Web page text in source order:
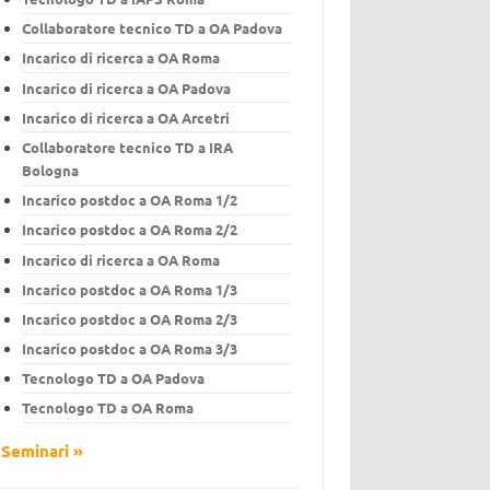
Collaboratore tecnico TD a OA Padova
Incarico di ricerca a OA Roma
Incarico di ricerca a OA Padova
Incarico di ricerca a OA Arcetri
Collaboratore tecnico TD a IRA
Bologna
Incarico postdoc a OA Roma 1/2
Incarico postdoc a OA Roma 2/2
Incarico di ricerca a OA Roma
Incarico postdoc a OA Roma 1/3
Incarico postdoc a OA Roma 2/3
Incarico postdoc a OA Roma 3/3
Tecnologo TD a OA Padova
Tecnologo TD a OA Roma
»